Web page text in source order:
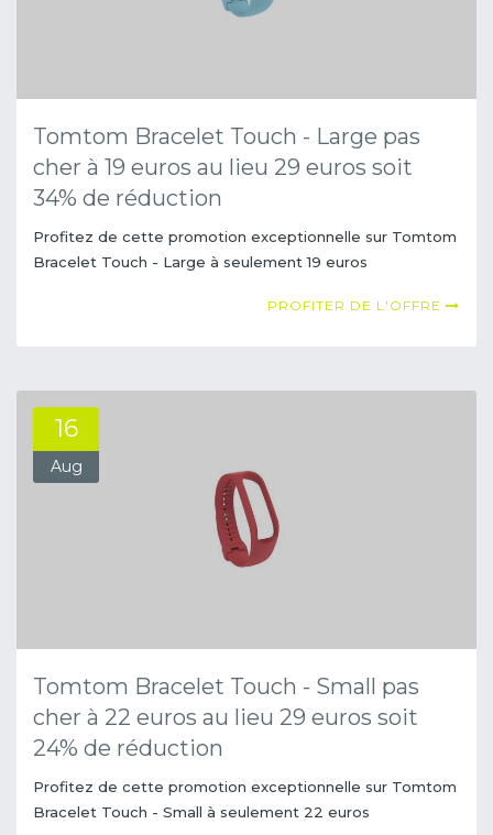
Tomtom Bracelet Touch - Large pas
cher à 19 euros au lieu 29 euros soit
34% de réduction
Profitez de cette promotion exceptionnelle sur Tomtom
Bracelet Touch - Large à seulement 19 euros
PROFITER DE L'OFFRE
16
Aug
Tomtom Bracelet Touch - Small pas
cher à 22 euros au lieu 29 euros soit
24% de réduction
Profitez de cette promotion exceptionnelle sur Tomtom
Bracelet Touch - Small à seulement 22 euros